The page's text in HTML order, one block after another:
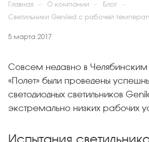
Главная — О компании — Блог —
Светильники Geniled с рабочей
5 марта 2017
Совсем недавно в
«Полет» были проведены
светодиодных светильников
экстремально низких рабочих
Испытания